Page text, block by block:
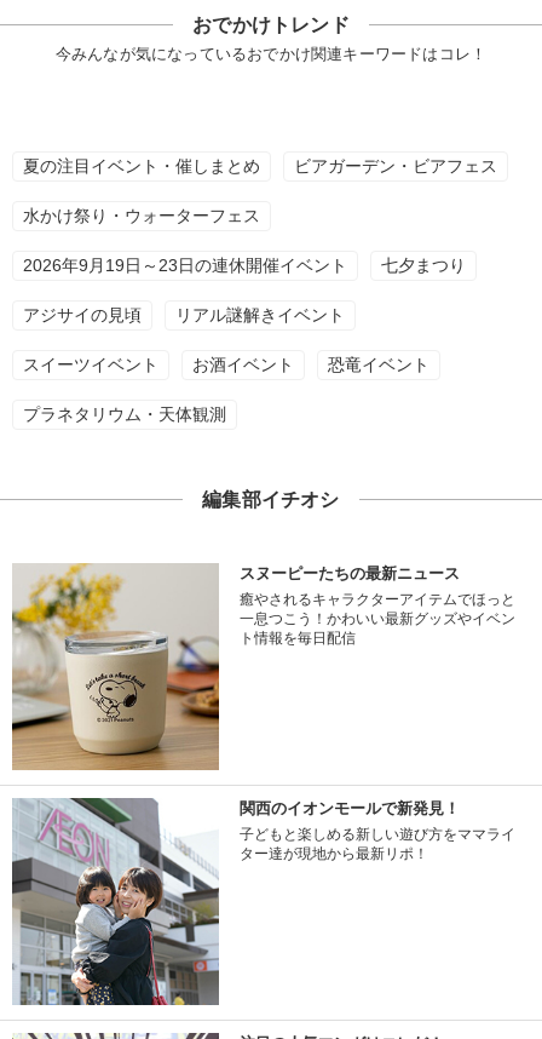
おでかけトレンド
今みんなが気になっているおでかけ関連キーワードはコレ！
夏の注目イベント・催しまとめ ビアガーデン・ビアフェス
水かけ祭り・ウォーターフェス
2026年9月19日～23日の連休開催イベント 七夕まつり
アジサイの見頃 リアル謎解きイベント
スイーツイベント お酒イベント 恐竜イベント
プラネタリウム・天体観測
編集部イチオシ
スヌーピーたちの最新ニュース
癒やされるキャラクターアイテムでほっと
一息つこう！かわいい最新グッズやイベン
ト情報を毎日配信
関西のイオンモールで新発見！
子どもと楽しめる新しい遊び方をママライ
ター達が現地から最新リポ！